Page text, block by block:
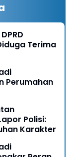
Terima
Perumahan
Polisi:
Karakter